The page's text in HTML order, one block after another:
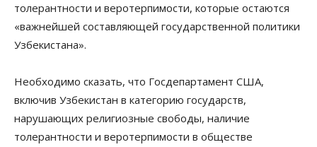
толерантности и веротерпимости, которые остаются
«важнейшей составляющей государственной политики
Узбекистана».
Необходимо сказать, что Госдепартамент США,
включив Узбекистан в категорию государств,
нарушающих религиозные свободы, наличие
толерантности и веротерпимости в обществе